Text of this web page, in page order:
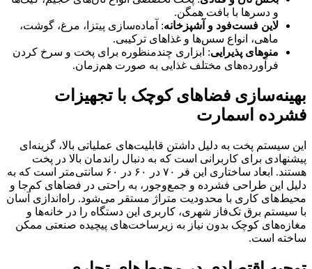
و دسرها با بافت همگن.
لاین فست‌فود و آشپزخانه: آماده‌سازی پیتزا، مرغ، گوشت،
ماهی، انواع سس‌ها و غذاهای ترکیبی.
منوهای پذیرایی: ابزاری چندمنظوره برای پخت و سرخ کردن
فرآورده‌های مختلف غذایی به صورت هم‌زمان.
بهینه‌سازی فضاهای کوچک با تجهیزات
فشرده اسمارت
این سیستم پخت به دلیل داشتن قابلیت‌های عملیاتی بالا، گزینه‌ای
پیشنهادی برای کاربرانی است که به دنبال راندمان بالا در پخت
هستند. ابعاد ساختاری این فر ۷۰ در ۶۰ در ۶۰ سانتی‌متر است که به
دلیل این طراحی فشرده و جمع‌وجور، به راحتی در فضاهای کم‌جا و
محیط‌های کاری با محدودیت متراژ مستقر می‌شود. راه‌اندازی آسان
با سیستم برق تک‌فاز شهری، کاربری این دستگاه را در خانه‌ها و
مغازه‌های کوچک بدون نیاز به زیرساخت‌های پیچیده صنعتی ممکن
ساخته است.